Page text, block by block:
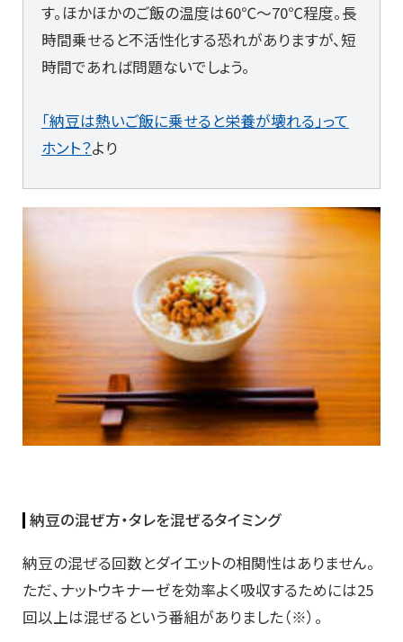
す。ほかほかのご飯の温度は60℃～70℃程度。長
時間乗せると不活性化する恐れがありますが、短
時間であれば問題ないでしょう。
「納豆は熱いご飯に乗せると栄養が壊れる」って
ホント？より
納豆の混ぜ方・タレを混ぜるタイミング
納豆の混ぜる回数とダイエットの相関性はありません。
ただ、ナットウキナーゼを効率よく吸収するためには25
回以上は混ぜるという番組がありました（※）。